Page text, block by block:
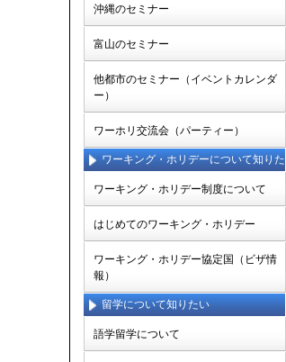
沖縄のセミナー
富山のセミナー
他都市のセミナー（イベントカレンダ
ー）
ワーホリ交流会（パーティー）
ワーキング・ホリデーについて知りた
ワーキング・ホリデー制度について
はじめてのワーキング・ホリデー
ワーキング・ホリデー協定国（ビザ情
報）
留学について知りたい
語学留学について